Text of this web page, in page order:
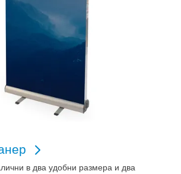
в два удобни размера и два